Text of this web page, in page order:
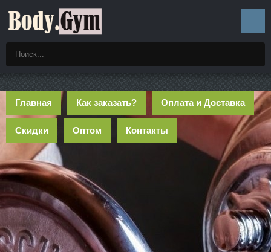
Главная Как заказать? Оплата и Доставка
Скидки Оптом Контакты